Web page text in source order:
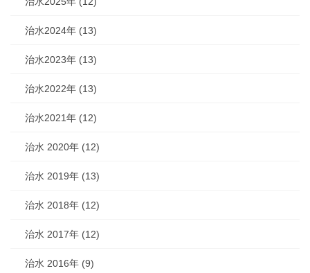
治水2024年 (13)
治水2023年 (13)
治水2022年 (13)
治水2021年 (12)
治水 2020年 (12)
治水 2019年 (13)
治水 2018年 (12)
治水 2017年 (12)
治水 2016年 (9)